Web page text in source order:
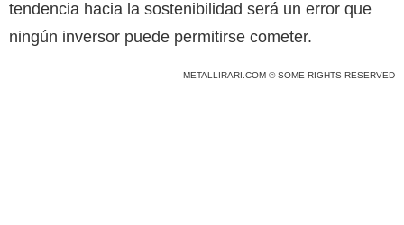
tendencia hacia la sostenibilidad será un error que
ningún inversor puede permitirse cometer.
METALLIRARI.COM © SOME RIGHTS RESERVED